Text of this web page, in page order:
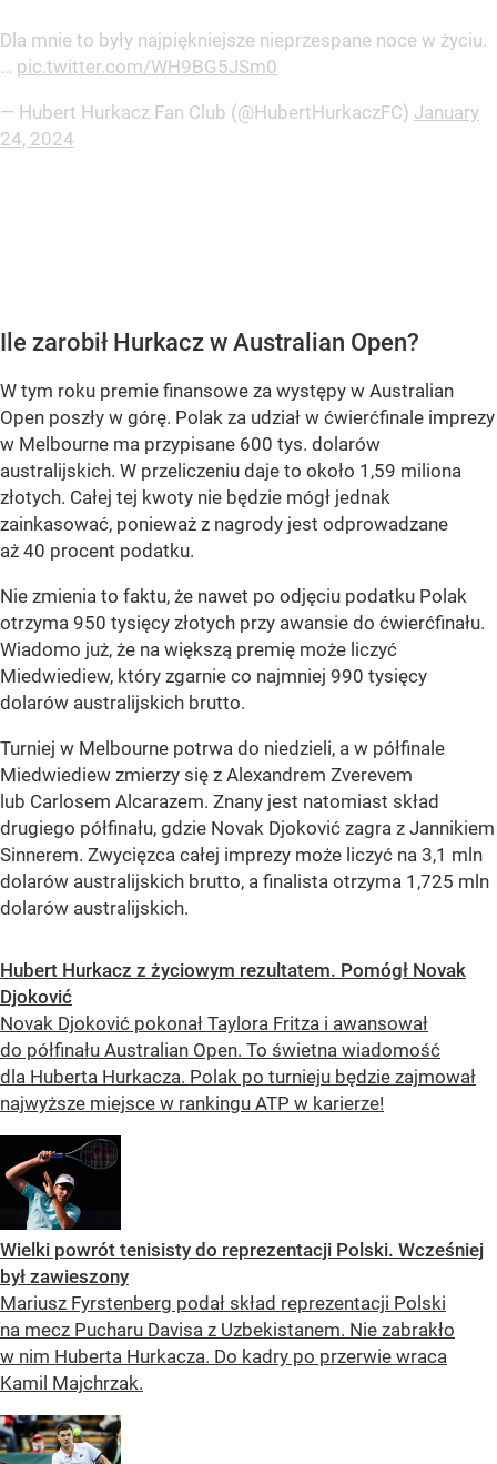
Dla mnie to były najpiękniejsze nieprzespane noce w życiu.
… pic.twitter.com/WH9BG5JSm0
— Hubert Hurkacz Fan Club (@HubertHurkaczFC) January
24, 2024
Ile zarobił Hurkacz w Australian Open?
W tym roku premie finansowe za występy w Australian
Open poszły w górę. Polak za udział w ćwierćfinale imprezy
w Melbourne ma przypisane 600 tys. dolarów
australijskich. W przeliczeniu daje to około 1,59 miliona
złotych. Całej tej kwoty nie będzie mógł jednak
zainkasować, ponieważ z nagrody jest odprowadzane
aż 40 procent podatku.
Nie zmienia to faktu, że nawet po odjęciu podatku Polak
otrzyma 950 tysięcy złotych przy awansie do ćwierćfinału.
Wiadomo już, że na większą premię może liczyć
Miedwiediew, który zgarnie co najmniej 990 tysięcy
dolarów australijskich brutto.
Turniej w Melbourne potrwa do niedzieli, a w półfinale
Miedwiediew zmierzy się z Alexandrem Zverevem
lub Carlosem Alcarazem. Znany jest natomiast skład
drugiego półfinału, gdzie Novak Djoković zagra z Jannikiem
Sinnerem. Zwycięzca całej imprezy może liczyć na 3,1 mln
dolarów australijskich brutto, a finalista otrzyma 1,725 mln
dolarów australijskich.
Hubert Hurkacz z życiowym rezultatem. Pomógł Novak
Djoković
Novak Djoković pokonał Taylora Fritza i awansował
do półfinału Australian Open. To świetna wiadomość
dla Huberta Hurkacza. Polak po turnieju będzie zajmował
najwyższe miejsce w rankingu ATP w karierze!
Wielki powrót tenisisty do reprezentacji Polski. Wcześniej
był zawieszony
Mariusz Fyrstenberg podał skład reprezentacji Polski
na mecz Pucharu Davisa z Uzbekistanem. Nie zabrakło
w nim Huberta Hurkacza. Do kadry po przerwie wraca
Kamil Majchrzak.